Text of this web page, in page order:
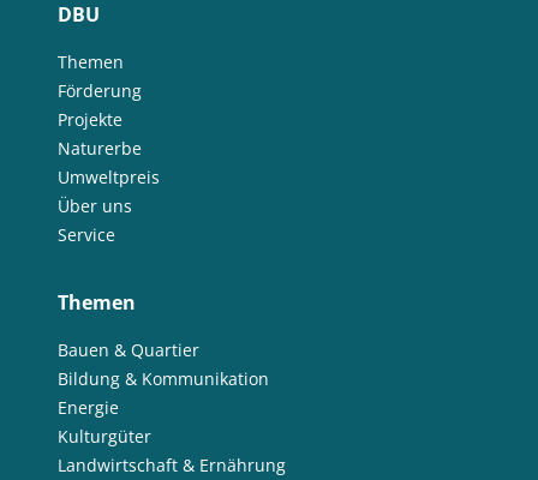
DBU
Themen
Förderung
Projekte
Naturerbe
Umweltpreis
Über uns
Service
Themen
Bauen & Quartier
Bildung & Kommunikation
Energie
Kulturgüter
Landwirtschaft & Ernährung